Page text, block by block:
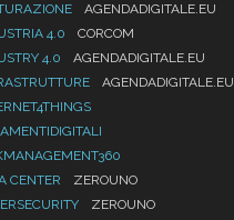
AGENDADIGITALE.EU
4.0
CORCOM
4.0
AGENDADIGITALE.EU
AGENDADIGITALE.EU
CENTER
ZEROUNO
ZEROUNO